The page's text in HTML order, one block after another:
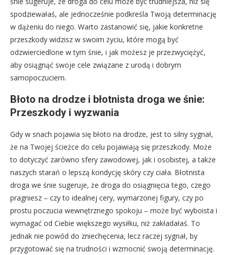
spodziewałaś, ale jednocześnie podkreśla Twoją determinację
w dążeniu do niego. Warto zastanowić się, jakie konkretne
przeszkody widzisz w swoim życiu, które mogą być
odzwierciedlone w tym śnie, i jak możesz je przezwyciężyć,
aby osiągnąć swoje cele związane z urodą i dobrym
samopoczuciem.
Błoto na drodze i błotnista droga we śnie:
Przeszkody i wyzwania
Gdy w snach pojawia się błoto na drodze, jest to silny sygnał,
że na Twojej ścieżce do celu pojawiają się przeszkody. Może
to dotyczyć zarówno sfery zawodowej, jak i osobistej, a także
naszych starań o lepszą kondycję skóry czy ciała. Błotnista
droga we śnie sugeruje, że droga do osiągnięcia tego, czego
pragniesz – czy to idealnej cery, wymarzonej figury, czy po
prostu poczucia wewnętrznego spokoju – może być wyboista i
wymagać od Ciebie większego wysiłku, niż zakładałaś. To
jednak nie powód do zniechęcenia, lecz raczej sygnał, by
przygotować się na trudności i wzmocnić swoją determinację.